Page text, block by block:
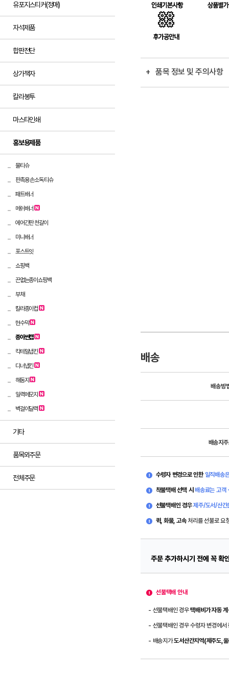
유포지스티커(정매)
자석제품
합판전단
상가책자
칼라봉투
마스타인쇄
홍보용제품
물티슈
판촉용 손소독 티슈
패트배너
메쉬배너
에어간판 천갈이
미니배너
포스트잇
쇼핑백
끈없는종이쇼핑백
부채
칼라종이컵
현수막
종이썬캡
칵테일냅킨
디너냅킨
해동지
일력메모지
벽걸이달력
기타
품목외주문
전체주문
+ 품목 정보 및 주의사항
배송
배송방
배송지
수령자 변경으로 인한일직배송
착불택배 선택 시 배송료는 고
선불택배인 경우제주/도서/산간
퀵, 화물, 고속처리를 선불로 요
주문 추가하시기 전에 꼭 확
선불택배 안내
- 선불택배인 경우택배비가 자동
- 선불택배인 경우 수령자 변경에서
- 배송지가도서산간지역(제주도,